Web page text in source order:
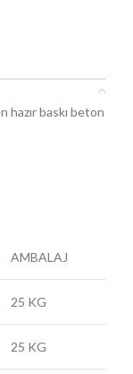
hazır baskı beton
AMBALAJ
25 KG
25 KG